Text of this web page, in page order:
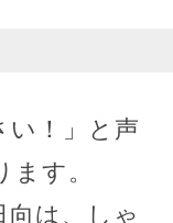
い！」と声
す。
は、しゃ